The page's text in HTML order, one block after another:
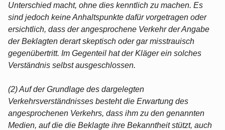
Unterschied macht, ohne dies kenntlich zu machen. Es
sind jedoch keine Anhaltspunkte dafür vorgetragen oder
ersichtlich, dass der angesprochene Verkehr der Angabe
der Beklagten derart skeptisch oder gar misstrauisch
gegenübertritt. Im Gegenteil hat der Kläger ein solches
Verständnis selbst ausgeschlossen.
(2) Auf der Grundlage des dargelegten
Verkehrsverständnisses besteht die Erwartung des
angesprochenen Verkehrs, dass ihm zu den genannten
Medien, auf die die Beklagte ihre Bekanntheit stützt, auch